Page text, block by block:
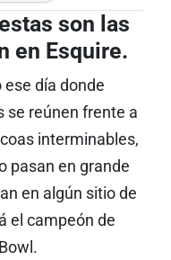
son las
en Esquire.
ese día donde
se reúnen frente a
interminables,
pasan en grande
en algún sitio de
el campeón de